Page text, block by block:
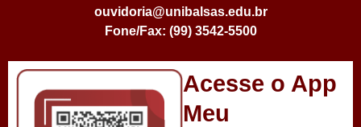
ouvidoria@unibalsas.edu.br
Fone/Fax: (99) 3542-5500
Acesse o App
Meu